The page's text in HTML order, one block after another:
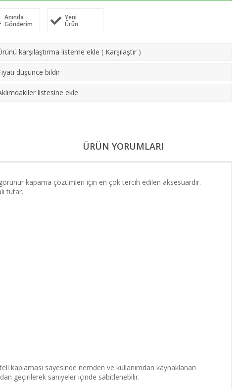
Anında
Gönderim
Yeni
Ürün
karşılaştırma listeme ekle ( Karşılaştır )
düşünce bildir
listesine ekle
ÜRÜN YORUMLARI
kapama çözümleri için en çok tercih edilen aksesuardır.
tutar.
kaplaması sayesinde nemden ve kullanımdan kaynaklanan
geçirilerek saniyeler içinde sabitlenebilir.